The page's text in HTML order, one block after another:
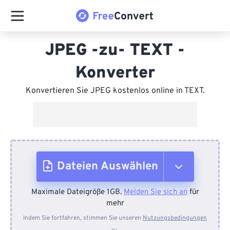
JPEG -zu- TEXT -
Konverter
Konvertieren Sie JPEG kostenlos online in TEXT.
Dateien Auswählen
Vom Gerät
Maximale Dateigröße 1GB.Melden Sie sich anfür
mehr
Indem Sie fortfahren, stimmen Sie unseren Nutzungsbedingungen